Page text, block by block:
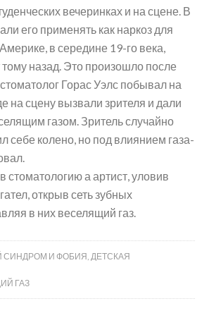
вечеринках и на сцене. В
его применять как наркоз для
в середине 19-го века,
назад. Это произошло после
Горас Уэлс побывал на
на сцену вызвали зрителя и дали
газом. Зритель случайно
себе колено, но под влиянием газа-
стоматологию а артист, уловив
открыв сеть зубных
в них веселящий газ.
СИНДРОМ И ФОБИЯ, ДЕТСКАЯ
ГАЗ